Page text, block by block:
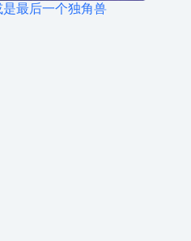
最后一个独角兽